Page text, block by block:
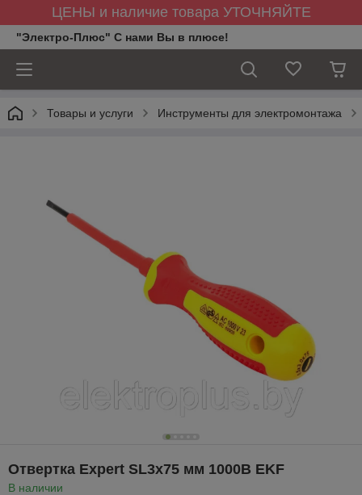
ЦЕНЫ и наличие товара УТОЧНЯЙТЕ
"Электро-Плюс" С нами Вы в плюсе!
Товары и услуги Инструменты для электромонтажа
Отвертка Expert SL3x75 мм 1000В EKF
В наличии